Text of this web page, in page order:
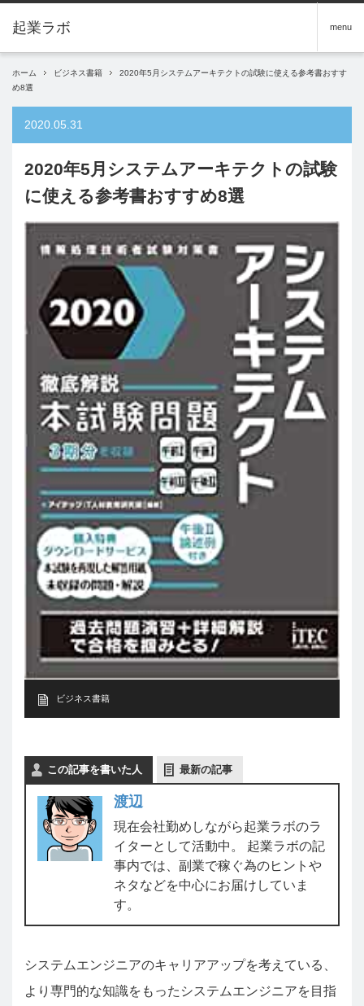
menu
ホーム ビジネス書籍
2020年5月システムアーキテクトの試験に使える参考書おすす
め8選
2020.05.31
2020年5月システムアーキテクトの試験
に使える参考書おすすめ8選
ビジネス書籍
この記事を書いた人 最新の記事
渡辺
現在会社勤めしながら起業ラボのラ
イターとして活動中。 起業ラボの記
事内では、副業で稼ぐ為のヒントや
ネタなどを中心にお届けしていま
す。
システムエンジニアのキャリアアップを考えている、
より専門的な知識をもったシステムエンジニアを目指